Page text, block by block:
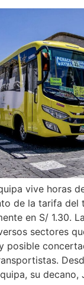
vive horas
de la tarifa del
en S/ 1.30.
sectores
posible
su